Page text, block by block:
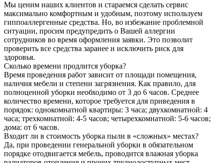
Мы ценим наших клиентов и стараемся сделать сервис
максимально комфортным и удобным, поэтому используем
гиппоаллергенные средства. Но, во избежание проблемной
ситуации, просим предупредить о Вашей аллергии
сотрудников во время оформления заявки. Это позволит
проверить все средства заранее и исключить риск для
здоровья.
Сколько времени продлится уборка?
Время проведения работ зависит от площади помещения,
наличия мебели и степени загрязнения. Как правило, для
полноценной уборки необходимо от 3 до 6 часов. Среднее
количество времени, которое требуется для приведения в
порядок: однокомнатной квартиры: 3 часа; двухкомнатной: 4
часа; трехкомнатной: 4-5 часов; четырехкомнатной: 5-6 часов;
дома: от 6 часов.
Входит ли в стоимость уборка пыли в «сложных» местах?
Да, при проведении генеральной уборки в обязательном
порядке отодвигается мебель, проводится влажная уборка